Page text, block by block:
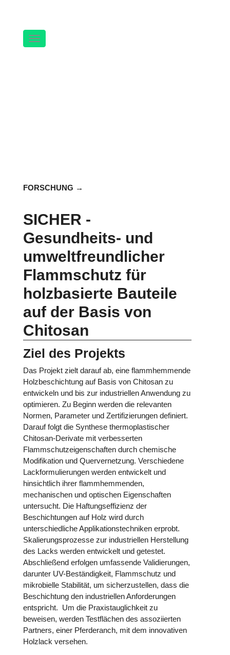
Navigation
FORSCHUNG
SICHER -
Gesundheits- und
umweltfreundlicher
Flammschutz für
holzbasierte Bauteile
auf der Basis von
Chitosan
Ziel des Projekts
Das Projekt zielt darauf ab, eine flammhemmende
Holzbeschichtung auf Basis von Chitosan zu
entwickeln und bis zur industriellen Anwendung zu
optimieren. Zu Beginn werden die relevanten
Normen, Parameter und Zertifizierungen definiert.
Darauf folgt die Synthese thermoplastischer
Chitosan-Derivate mit verbesserten
Flammschutzeigenschaften durch chemische
Modifikation und Quervernetzung. Verschiedene
Lackformulierungen werden entwickelt und
hinsichtlich ihrer flammhemmenden,
mechanischen und optischen Eigenschaften
untersucht. Die Haftungseffizienz der
Beschichtungen auf Holz wird durch
unterschiedliche Applikationstechniken erprobt.
Skalierungsprozesse zur industriellen Herstellung
des Lacks werden entwickelt und getestet.
Abschließend erfolgen umfassende Validierungen,
darunter UV-Beständigkeit, Flammschutz und
mikrobielle Stabilität, um sicherzustellen, dass die
Beschichtung den industriellen Anforderungen
entspricht. Um die Praxistauglichkeit zu
beweisen, werden Testflächen des assoziierten
Partners, einer Pferderanch, mit dem innovativen
Holzlack versehen.